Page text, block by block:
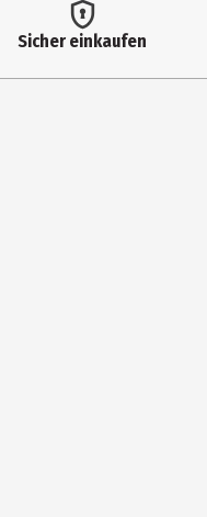
Hersteller
Sicher einkaufen